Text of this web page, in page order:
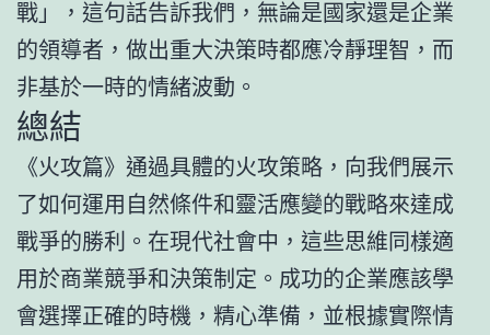
戰」，這句話告訴我們，無論是國家還是企業
的領導者，做出重大決策時都應冷靜理智，而
非基於一時的情緒波動。
總結
《火攻篇》通過具體的火攻策略，向我們展示
了如何運用自然條件和靈活應變的戰略來達成
戰爭的勝利。在現代社會中，這些思維同樣適
用於商業競爭和決策制定。成功的企業應該學
會選擇正確的時機，精心準備，並根據實際情